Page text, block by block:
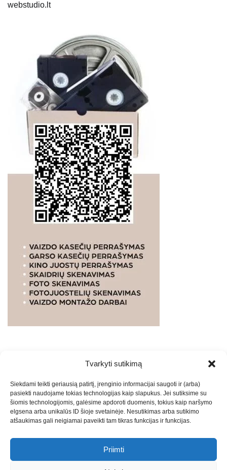
Tvarkyti sutikimą
Siekdami teikti geriausią patirtį, įrenginio informacijai saugoti ir (arba)
pasiekti naudojame tokias technologijas kaip slapukus. Jei sutiksime su
šiomis technologijomis, galėsime apdoroti duomenis, tokius kaip naršymo
elgsena arba unikalūs ID šioje svetainėje. Nesutikimas arba sutikimo
atšaukimas gali neigiamai paveikti tam tikras funkcijas ir funkcijas.
Priimti
webstudio.lt
PASLAUGOS. SEO tekstų rašymas, turinio kūrimas,
straipsnių rašymas ir talpinimas į mūsų valdomas
svetaines.2026Armijai.LTTheme: Express News ByAdore
Themes.
Marketingo agentūra -Teisinės